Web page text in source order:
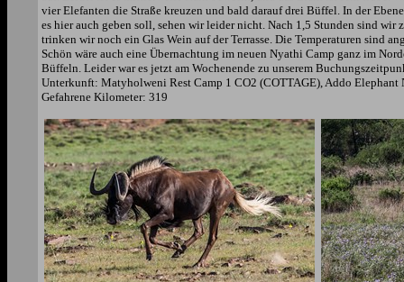
vier Elefanten die Straße kreuzen und bald darauf drei Büffel. In der
es hier auch geben soll, sehen wir leider nicht. Nach 1,5 Stunden sind
trinken wir noch ein Glas Wein auf der Terrasse. Die Temperaturen sind
Schön wäre auch eine Übernachtung im neuen Nyathi Camp ganz im
Büffeln. Leider war es jetzt am Wochenende zu unserem
Unterkunft: Matyholweni Rest Camp 1 CO2 (COTTAGE), Addo Elephant
Gefahrene Kilometer: 319